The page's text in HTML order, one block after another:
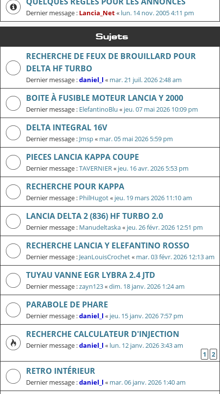
Dernier message : Lancia_Net« lun. 14 nov. 2005 4:11 pm
Sujets
RECHERCHE DE FEUX DE BROUILLARD POUR
DELTA HF TURBO
Dernier message :daniel_l « mar. 21 juil. 2026 2:48 am
BOITE À FUSIBLE MOTEUR LANCIA Y 2000
Dernier message : ElefantinoBlu « jeu. 07 mai 2026 10:09 pm
DELTA INTEGRAL 16V
Dernier message : Jmsp« mar. 05 mai 2026 5:59 pm
PIECES LANCIA KAPPA COUPE
Dernier message :TAVERNIER « jeu. 16 avr. 2026 5:53 pm
RECHERCHE POUR KAPPA
Dernier message : PhilHugot« jeu. 19 mars 2026 11:10 am
LANCIA DELTA 2 (836) HF TURBO 2.0
Dernier message : Manudeltaska« jeu. 26 févr. 2026 12:51 pm
RECHERCHE LANCIA Y ELEFANTINO ROSSO
Dernier message : JeanLouisCrochet« mar. 03 févr. 2026 12:13 am
TUYAU VANNE EGR LYBRA 2.4 JTD
Dernier message :zayn123«dim. 18 janv. 2026 1:24 am
PARABOLE DE PHARE
Dernier message :daniel_l « jeu. 15 janv. 2026 7:57 pm
RECHERCHE CALCULATEUR D'INJECTION
Dernier message :daniel_l « lun. 12 janv. 2026 3:43 am
1
2
RETRO INTÉRIEUR
Dernier message :daniel_l « mar. 06 janv. 2026 1:40 am